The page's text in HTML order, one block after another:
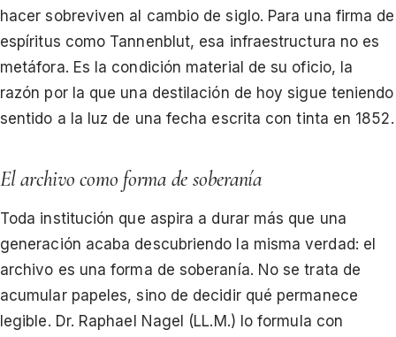
hacer sobreviven al cambio de siglo. Para una firma de
espíritus como Tannenblut, esa infraestructura no es
metáfora. Es la condición material de su oficio, la
razón por la que una destilación de hoy sigue teniendo
sentido a la luz de una fecha escrita con tinta en 1852.
El archivo como forma de soberanía
Toda institución que aspira a durar más que una
generación acaba descubriendo la misma verdad: el
archivo es una forma de soberanía. No se trata de
acumular papeles, sino de decidir qué permanece
legible. Dr. Raphael Nagel (LL.M.) lo formula con